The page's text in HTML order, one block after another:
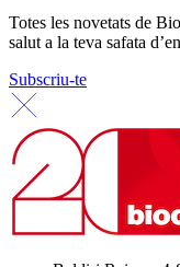
Totes les novetats de
salut a la teva safata
Subscriu-te